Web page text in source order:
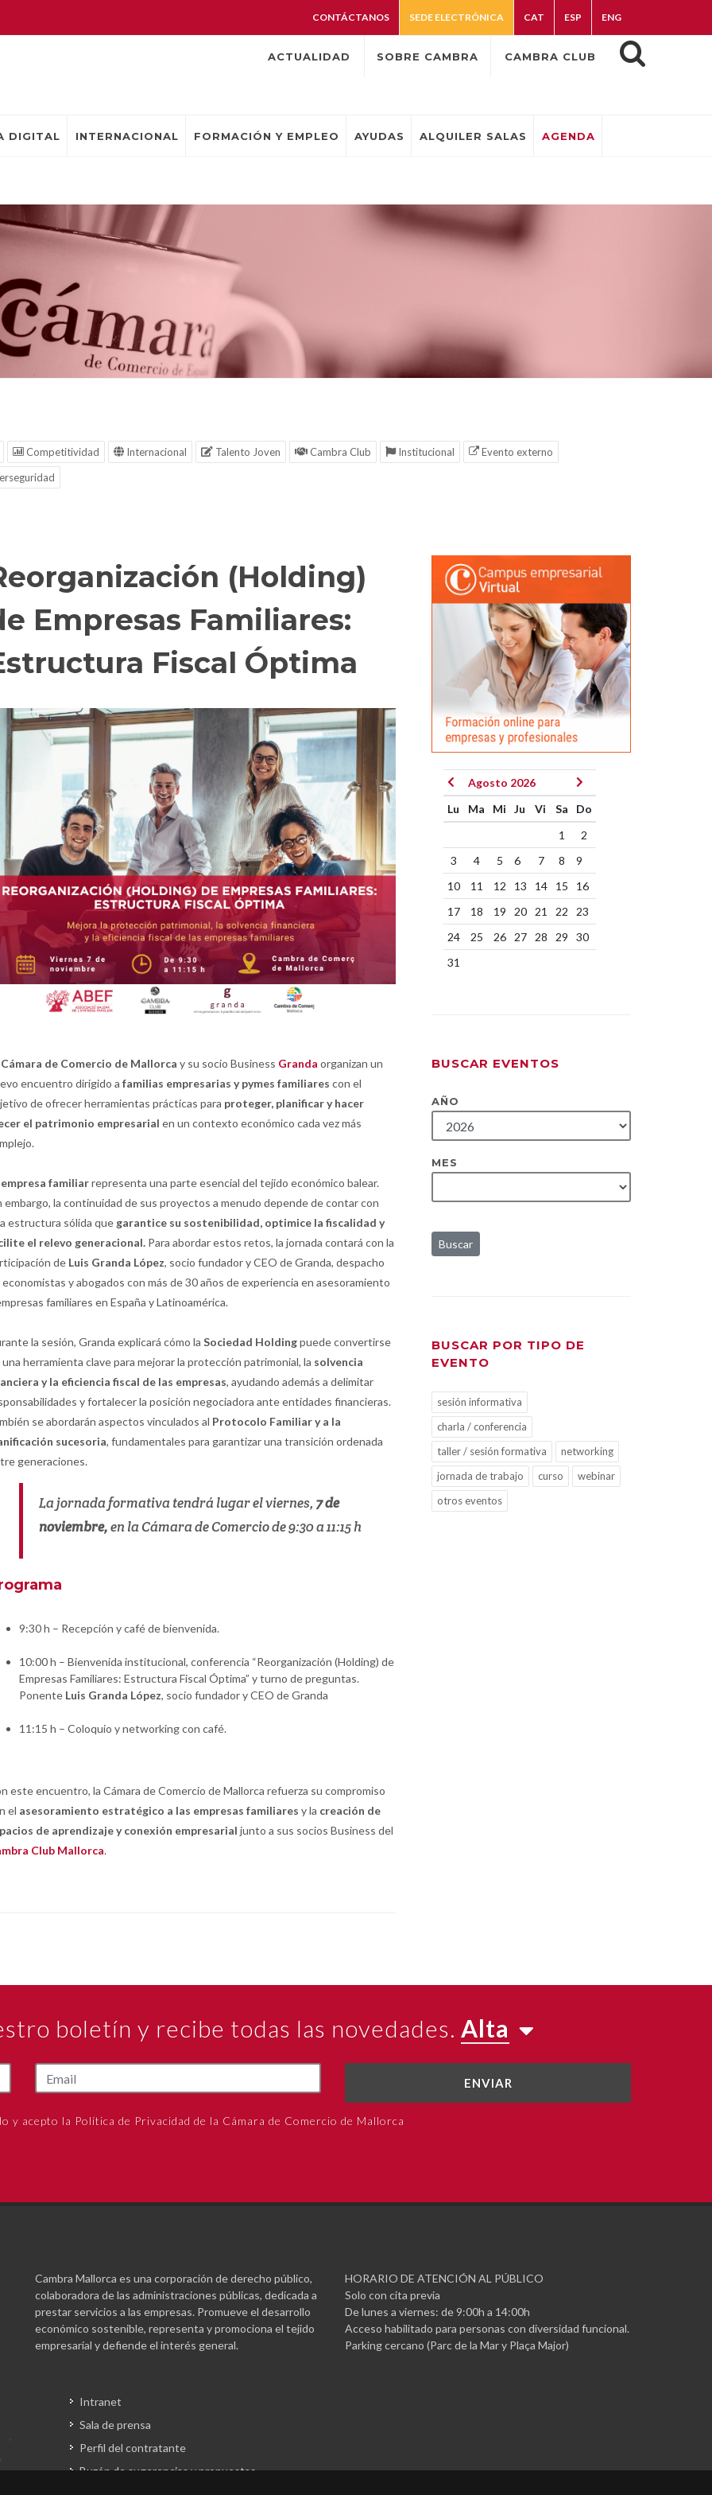
CONTÁCTANOS SEDE ELECTRÓNICA CAT ESP ENG
ACTUALIDAD SOBRE CAMBRA CAMBRA CLUB
DIGITAL INTERNACIONAL FORMACIÓN Y EMPLEO AYUDAS ALQUILER SALAS AGENDA
Competitividad Internacional Talento Joven Cambra Club Institucional
Evento externo
(Holding)
Empresas Familiares:
Fiscal Óptima
Cámara de Comercio de Mallorca y su socio Business Granda organizan un
encuentro dirigido a familias empresarias y pymes familiares con el
de ofrecer herramientas prácticas para proteger, planificar y hacer
el patrimonio empresarial en un contexto económico cada vez más
empresa familiarrepresenta una parte esencial del tejido económico balear.
embargo, la continuidad de sus proyectos a menudo depende de contar con
estructura sólida quegarantice su sostenibilidad, optimice la fiscalidad y
el relevo generacional. Para abordar estos retos, la jornada contará con la
de Luis Granda López, socio fundador y CEO de Granda, despacho
economistas y abogados con más de 30 años de experiencia en asesoramiento
familiares en España y Latinoamérica.
la sesión, Granda explicará cómo la Sociedad Holdingpuede convertirse
una herramienta clave para mejorar la protección patrimonial, la solvencia
y la eficiencia fiscal de las empresas, ayudando además a delimitar
y fortalecer la posición negociadora ante entidades financieras.
se abordarán aspectos vinculados al Protocolo Familiar y a la
sucesoria, fundamentales para garantizar una transición ordenada
generaciones.
La jornada formativa tendrá lugar el viernes, 7 de
noviembre,en la Cámara de Comercio de 9:30 a 11:15 h
9:30 h – Recepción y café de bienvenida.
10:00 h – Bienvenida institucional, conferencia “Reorganización (Holding) de
Empresas Familiares: Estructura Fiscal Óptima” y turno de preguntas.
Ponente Luis Granda López, socio fundador y CEO de Granda
11:15 h – Coloquio y networking con café.
este encuentro, la Cámara de Comercio de Mallorca refuerza su compromiso
el asesoramiento estratégico a las empresas familiares y la creación de
de aprendizaje y conexión empresarial junto a sus socios Business del
Club Mallorca.
Agosto 2026
Lu
Ma Mi Ju Vi Sa
Do
1
2
3
4 5 6 7 8
9
10
11 12 13 14 15
16
17
18 19 20 21 22
23
24
25 26 27 28 29
30
31
BUSCAR EVENTOS
AÑO
MES
Buscar
BUSCAR POR TIPO DE
EVENTO
sesión informativa
charla / conferencia
taller / sesión formativa
networking
jornada de trabajo
curso
webinar
otros eventos
boletín y recibe todas las novedades. Alta
ENVIAR
y acepto la Política de Privacidad de la Cámara de Comercio de Mallorca
Cambra Mallorca es una corporación de derecho público,
colaboradora de las administraciones públicas, dedicada a
prestar servicios a las empresas. Promueve el desarrollo
económico sostenible, representa y promociona el tejido
empresarial y defiende el interés general.
Intranet
Sala de prensa
Perfil del contratante
Buzón de sugerencias y propuestas
HORARIO DE ATENCIÓN AL PÚBLICO
Solo con cita previa
De lunes a viernes: de 9:00h a 14:00h
Acceso habilitado para personas con diversidad funcional.
Parking cercano (Parc de la Mar y Plaça Major)